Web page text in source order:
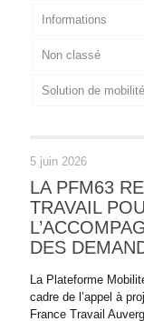
Informations
Non classé
Solution de mobilité
5 juin 2026
LA PFM63
TRAVAIL
DES
La Plateforme
cadre de l’appel à
France Travail